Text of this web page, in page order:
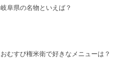
岐阜県の名物といえば？
おむすび権米衛で好きなメニューは？